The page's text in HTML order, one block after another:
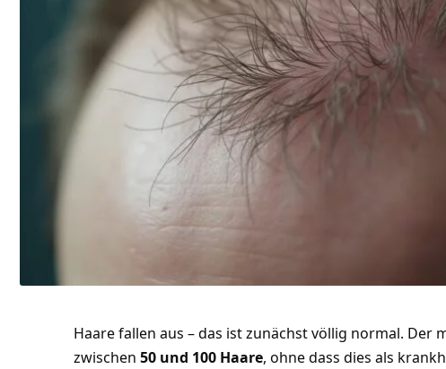
Haare fallen aus – das ist zunächst völlig normal. Der
zwischen 50 und 100 Haare, ohne dass dies als